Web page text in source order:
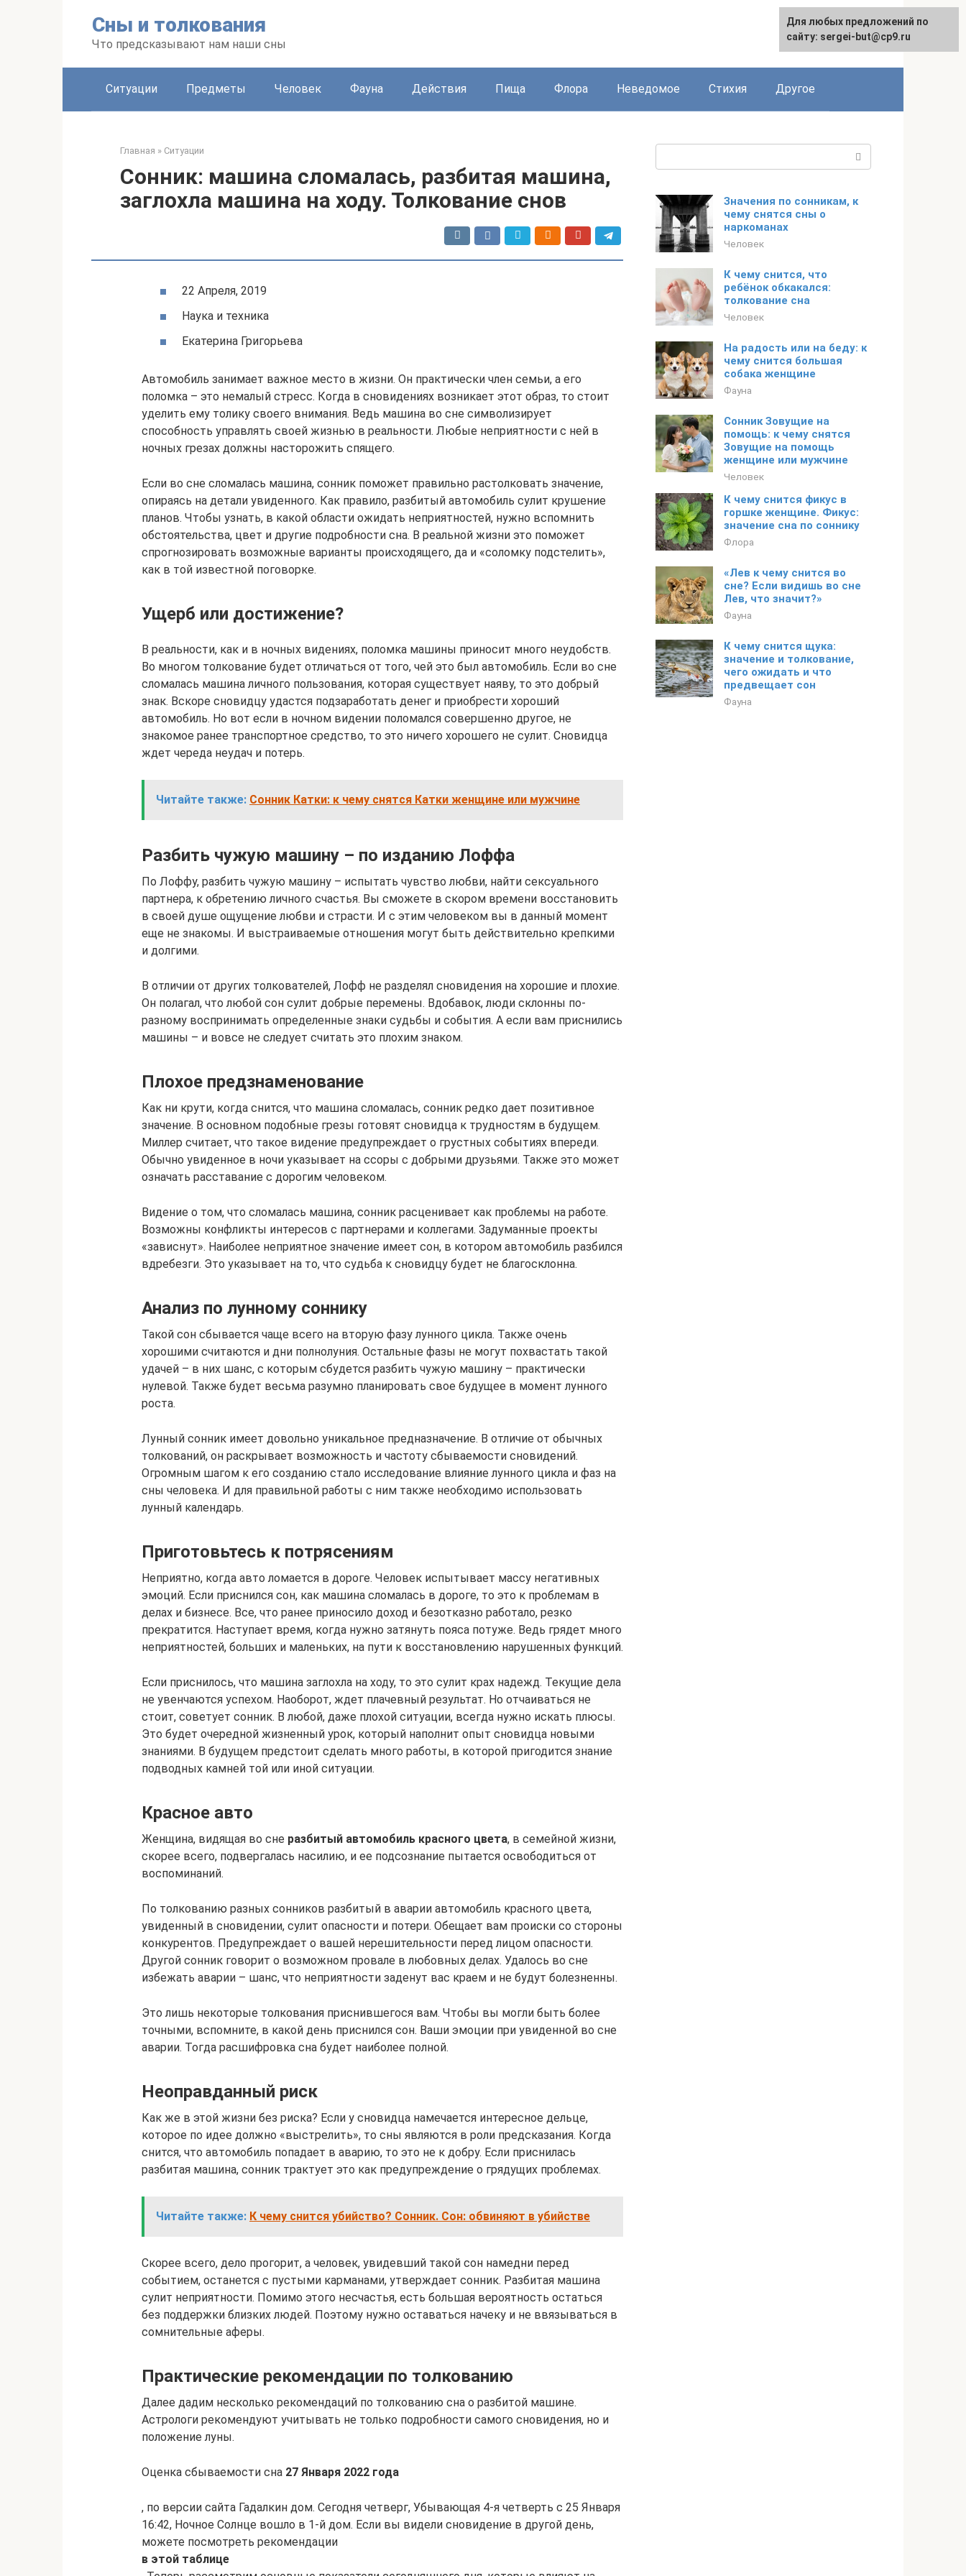
Сны и толкования
Что предсказывают нам наши сны
Ситуации Предметы Человек Фауна Действия Пища Флора Неведомое Стихия Другое
Главная » Ситуации
Сонник: машина сломалась, разбитая машина,
заглохла машина на ходу. Толкование снов
22 Апреля, 2019
Наука и техника
Екатерина Григорьева
Автомобиль занимает важное место в жизни. Он практически член семьи, а его
поломка – это немалый стресс. Когда в сновидениях возникает этот образ, то стоит
уделить ему толику своего внимания. Ведь машина во сне символизирует
способность управлять своей жизнью в реальности. Любые неприятности с ней в
ночных грезах должны насторожить спящего.
Если во сне сломалась машина, сонник поможет правильно растолковать значение,
опираясь на детали увиденного. Как правило, разбитый автомобиль сулит крушение
планов. Чтобы узнать, в какой области ожидать неприятностей, нужно вспомнить
обстоятельства, цвет и другие подробности сна. В реальной жизни это поможет
спрогнозировать возможные варианты происходящего, да и «соломку подстелить»,
как в той известной поговорке.
Ущерб или достижение?
В реальности, как и в ночных видениях, поломка машины приносит много неудобств.
Во многом толкование будет отличаться от того, чей это был автомобиль. Если во сне
сломалась машина личного пользования, которая существует наяву, то это добрый
знак. Вскоре сновидцу удастся подзаработать денег и приобрести хороший
автомобиль. Но вот если в ночном видении поломался совершенно другое, не
знакомое ранее транспортное средство, то это ничего хорошего не сулит. Сновидца
ждет череда неудач и потерь.
Читайте также: Сонник Катки: к чему снятся Катки женщине или мужчине
Разбить чужую машину – по изданию Лоффа
По Лоффу, разбить чужую машину – испытать чувство любви, найти сексуального
партнера, к обретению личного счастья. Вы сможете в скором времени восстановить
в своей душе ощущение любви и страсти. И с этим человеком вы в данный момент
еще не знакомы. И выстраиваемые отношения могут быть действительно крепкими
и долгими.
В отличии от других толкователей, Лофф не разделял сновидения на хорошие и плохие.
Он полагал, что любой сон сулит добрые перемены. Вдобавок, люди склонны по-
разному воспринимать определенные знаки судьбы и события. А если вам приснились
машины – и вовсе не следует считать это плохим знаком.
Плохое предзнаменование
Как ни крути, когда снится, что машина сломалась, сонник редко дает позитивное
значение. В основном подобные грезы готовят сновидца к трудностям в будущем.
Миллер считает, что такое видение предупреждает о грустных событиях впереди.
Обычно увиденное в ночи указывает на ссоры с добрыми друзьями. Также это может
означать расставание с дорогим человеком.
Видение о том, что сломалась машина, сонник расценивает как проблемы на работе.
Возможны конфликты интересов с партнерами и коллегами. Задуманные проекты
«зависнут». Наиболее неприятное значение имеет сон, в котором автомобиль разбился
вдребезги. Это указывает на то, что судьба к сновидцу будет не благосклонна.
Анализ по лунному соннику
Такой сон сбывается чаще всего на вторую фазу лунного цикла. Также очень
хорошими считаются и дни полнолуния. Остальные фазы не могут похвастать такой
удачей – в них шанс, с которым сбудется разбить чужую машину – практически
нулевой. Также будет весьма разумно планировать свое будущее в момент лунного
роста.
Лунный сонник имеет довольно уникальное предназначение. В отличие от обычных
толкований, он раскрывает возможность и частоту сбываемости сновидений.
Огромным шагом к его созданию стало исследование влияние лунного цикла и фаз на
сны человека. И для правильной работы с ним также необходимо использовать
лунный календарь.
Приготовьтесь к потрясениям
Неприятно, когда авто ломается в дороге. Человек испытывает массу негативных
эмоций. Если приснился сон, как машина сломалась в дороге, то это к проблемам в
делах и бизнесе. Все, что ранее приносило доход и безотказно работало, резко
прекратится. Наступает время, когда нужно затянуть пояса потуже. Ведь грядет много
неприятностей, больших и маленьких, на пути к восстановлению нарушенных функций.
Если приснилось, что машина заглохла на ходу, то это сулит крах надежд. Текущие дела
не увенчаются успехом. Наоборот, ждет плачевный результат. Но отчаиваться не
стоит, советует сонник. В любой, даже плохой ситуации, всегда нужно искать плюсы.
Это будет очередной жизненный урок, который наполнит опыт сновидца новыми
знаниями. В будущем предстоит сделать много работы, в которой пригодится знание
подводных камней той или иной ситуации.
Красное авто
Женщина, видящая во сне разбитый автомобиль красного цвета, в семейной жизни,
скорее всего, подвергалась насилию, и ее подсознание пытается освободиться от
воспоминаний.
По толкованию разных сонников разбитый в аварии автомобиль красного цвета,
увиденный в сновидении, сулит опасности и потери. Обещает вам происки со стороны
конкурентов. Предупреждает о вашей нерешительности перед лицом опасности.
Другой сонник говорит о возможном провале в любовных делах. Удалось во сне
избежать аварии – шанс, что неприятности заденут вас краем и не будут болезненны.
Это лишь некоторые толкования приснившегося вам. Чтобы вы могли быть более
точными, вспомните, в какой день приснился сон. Ваши эмоции при увиденной во сне
аварии. Тогда расшифровка сна будет наиболее полной.
Неоправданный риск
Как же в этой жизни без риска? Если у сновидца намечается интересное дельце,
которое по идее должно «выстрелить», то сны являются в роли предсказания. Когда
снится, что автомобиль попадает в аварию, то это не к добру. Если приснилась
разбитая машина, сонник трактует это как предупреждение о грядущих проблемах.
Читайте также: К чему снится убийство? Сонник. Сон: обвиняют в убийстве
Скорее всего, дело прогорит, а человек, увидевший такой сон намедни перед
событием, останется с пустыми карманами, утверждает сонник. Разбитая машина
сулит неприятности. Помимо этого несчастья, есть большая вероятность остаться
без поддержки близких людей. Поэтому нужно оставаться начеку и не ввязываться в
сомнительные аферы.
Практические рекомендации по толкованию
Далее дадим несколько рекомендаций по толкованию сна о разбитой машине.
Астрологи рекомендуют учитывать не только подробности самого сновидения, но и
положение луны.
Оценка сбываемости сна 27 Января 2022 года
, по версии сайта Гадалкин дом. Сегодня четверг, Убывающая 4-я четверть с 25 Января
16:42, Ночное Солнце вошло в 1-й дом. Если вы видели сновидение в другой день,
можете посмотреть рекомендации
в этой таблице
Значения по сонникам, к
чему снятся сны о
наркоманах
Человек
К чему снится, что
ребёнок обкакался:
толкование сна
Человек
На радость или на беду: к
чему снится большая
собака женщине
Фауна
Сонник Зовущие на
помощь: к чему снятся
Зовущие на помощь
женщине или мужчине
Человек
К чему снится фикус в
горшке женщине. Фикус:
значение сна по соннику
Флора
«Лев к чему снится во
сне? Если видишь во сне
Лев, что значит?»
Фауна
К чему снится щука:
значение и толкование,
чего ожидать и что
предвещает сон
Фауна
Для любых предложений по
сайту: sergei-but@cp9.ru